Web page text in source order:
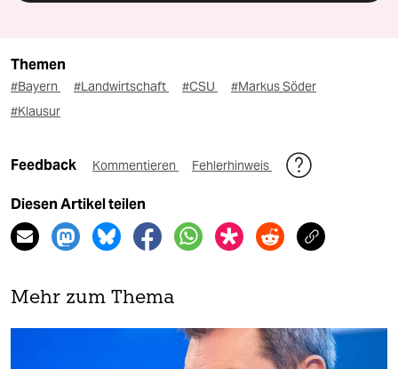
Themen
#Bayern #Landwirtschaft #CSU
#Markus Söder
#Klausur
Feedback Kommentieren Fehlerhinweis
Diesen Artikel teilen
Mehr zum Thema